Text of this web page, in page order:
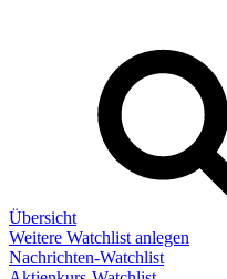
Übersicht
Weitere Watchlist anlegen
Nachrichten-Watchlist